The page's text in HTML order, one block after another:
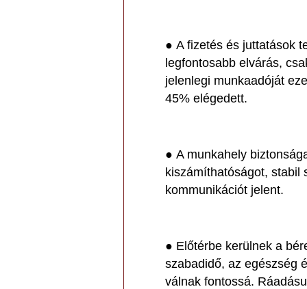
● A fizetés és juttatások
legfontosabb elvárás,
jelenlegi munkaadóját
45% elégedett.
● A munkahely
kiszámíthatóságot, stabil
kommunikációt jelent.
● Előtérbe kerülnek a
szabadidő, az egészség
válnak fontossá.